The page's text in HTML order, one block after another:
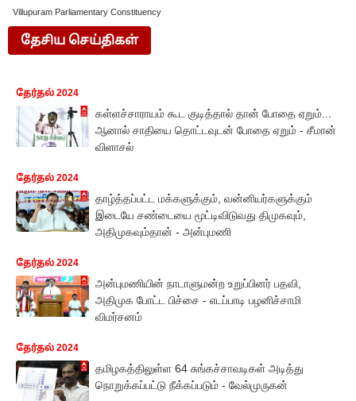
Villupuram Parliamentary Constituency
தேசிய செய்திகள்
தேர்தல் 2024
கள்ளச்சாராயம் கூட குடித்தால் தான் போதை ஏறும்...
ஆனால் சாதியை தொட்டவுடன் போதை ஏறும் - சீமான்
விளாசல்
தேர்தல் 2024
தாழ்த்தப்பட்ட மக்களுக்கும், வன்னியர்களுக்கும்
இடையே சண்டையை மூட்டிவிடுவது திமுகவும்,
அதிமுகவும்தான் - அன்புமணி
தேர்தல் 2024
அன்புமணியின் நாடாளுமன்ற உறுப்பினர் பதவி,
அதிமுக போட்ட பிச்சை - எடப்பாடி பழனிச்சாமி
விமர்சனம்
தேர்தல் 2024
தமிழகத்திலுள்ள 64 சுங்கச்சாவடிகள் அடித்து
நொறுக்கப்பட்டு நீக்கப்படும் - வேல்முருகன்